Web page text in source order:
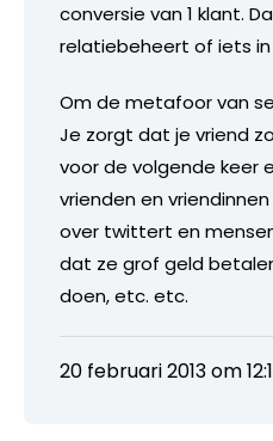
conversie van 1 klant.
relatiebeheert of iets in
Om de metafoor van
Je zorgt dat je vriend
voor de volgende keer
vrienden en
over twittert en
dat ze grof geld
doen, etc. etc.
20 februari 2013 om